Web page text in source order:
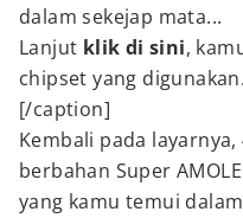
dalam sekejap mata...
Lanjut klik di sini,
chipset yang
[/caption]
Kembali pada
berbahan Super
yang kamu temui